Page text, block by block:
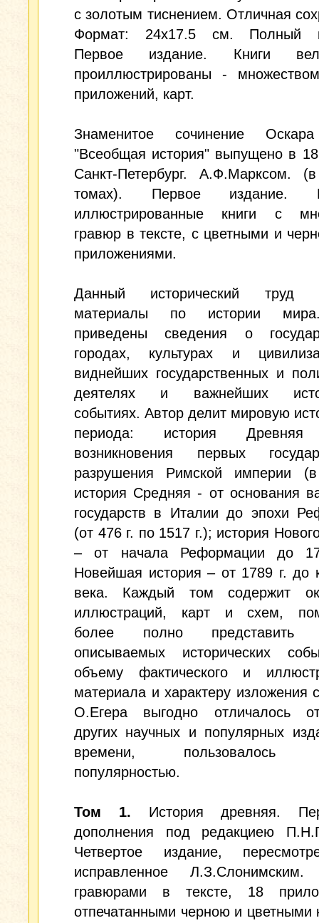
с золотым тиснением. Отличная
Формат: 24х17.5 см. Полный
Первое издание. Книги
проиллюстрированы -
приложений, карт.
Знаменитое сочинение
"Всеобщая история" выпущено в
Санкт-Петербург. А.Ф.Марксом.
томах). Первое издание.
иллюстрированные книги с
гравюр в тексте, с цветными и
приложениями.
Данный исторический труд
материалы по истории
приведены сведения о
городах, культурах и
виднейших государственных и
деятелях и важнейших
событиях. Автор делит мировую
периода: история
возникновения первых
разрушения Римской империи
история Средняя - от основания
государств в Италии до эпохи
(от 476 г. по 1517 г.); история
– от начала Реформации до
Новейшая история – от 1789 г. до
века. Каждый том содержит
иллюстраций, карт и схем,
более полно представить
описываемых исторических
объему фактического и
материала и характеру изложения
О.Егера выгодно отличалось
других научных и популярных
времени, пользовалось
популярностью.
Том 1. История древняя.
дополнения под редакциею
Четвертое издание,
исправленное
гравюрами в тексте, 18
отпечатанными черною и цветными